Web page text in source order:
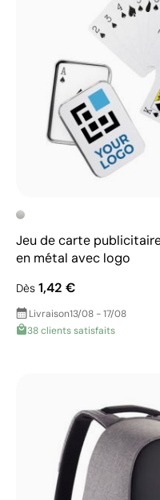
Jeu de carte
en métal avec logo
Dès 1,42 €
Livraison13/08 - 17/08
38 clients satisfaits